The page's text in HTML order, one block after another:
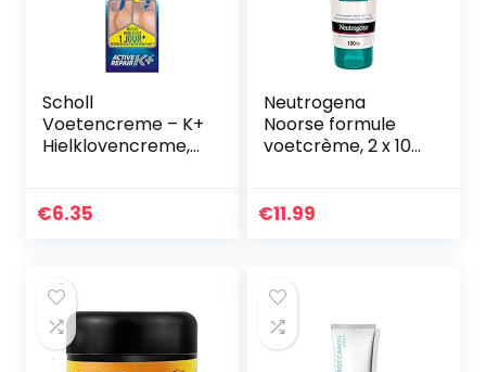
Scholl
Voetencreme – K+
Hielklovencreme,
€6.35
Neutrogena
Noorse formule
voetcrème, 2 x 100
€11.99